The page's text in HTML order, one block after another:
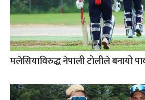
मलेसियाविरुद्ध नेपाली टोलीले बनायो